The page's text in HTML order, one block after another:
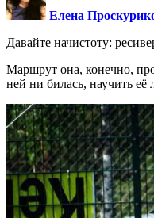
Елена
Давайте начистоту:
Маршрут она, конечно,
ней ни билась, научить её